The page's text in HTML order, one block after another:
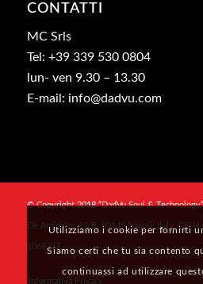
CONTATTI
MC Srls
Tel: +39 339 530 0804
lun- ven 9.30 – 13.30
E-mail: info@dadvu.com
© Copyright 2018 “DadVu Soul &
De Amicis n. 27/B, 80145 Napoli, Italy, CF/PI
1069327
Informativa Privacy
Utilizziamo i cookie per fornirti
Siamo certi che tu sia contento
continuassi ad utilizzare